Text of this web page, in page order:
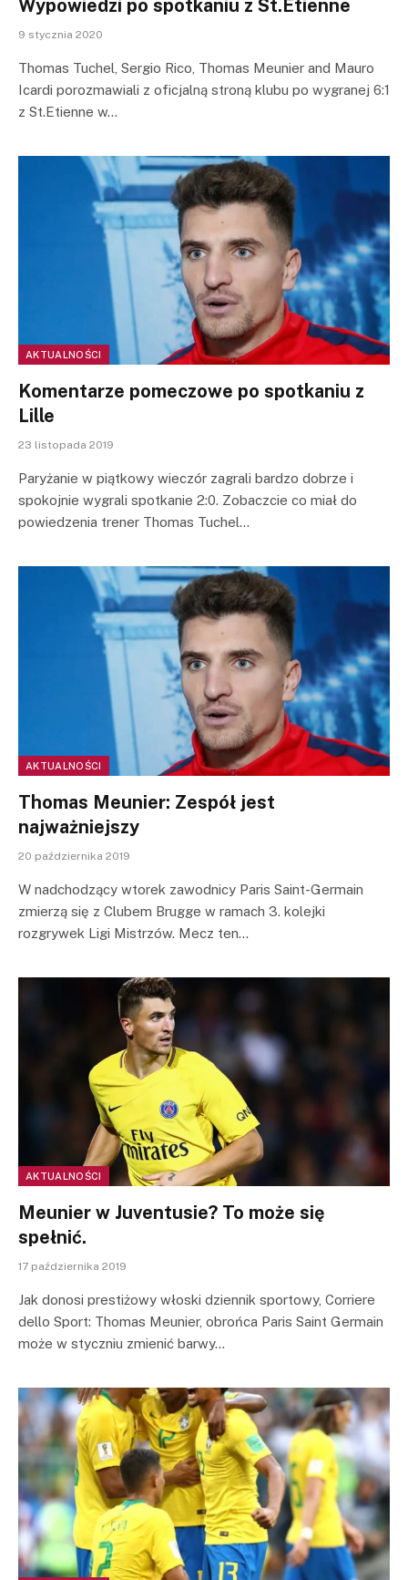
Wypowiedzi po spotkaniu z St.Etienne
9 stycznia 2020
Thomas Tuchel, Sergio Rico, Thomas Meunier and Mauro
Icardi porozmawiali z oficjalną stroną klubu po wygranej 6:1
z St.Etienne w…
AKTUALNOŚCI
Komentarze pomeczowe po spotkaniu z
Lille
23 listopada 2019
Paryżanie w piątkowy wieczór zagrali bardzo dobrze i
spokojnie wygrali spotkanie 2:0. Zobaczcie co miał do
powiedzenia trener Thomas Tuchel…
AKTUALNOŚCI
Thomas Meunier: Zespół jest
najważniejszy
20 października 2019
W nadchodzący wtorek zawodnicy Paris Saint-Germain
zmierzą się z Clubem Brugge w ramach 3. kolejki
rozgrywek Ligi Mistrzów. Mecz ten…
AKTUALNOŚCI
Meunier w Juventusie? To może się
spełnić.
17 października 2019
Jak donosi prestiżowy włoski dziennik sportowy, Corriere
dello Sport: Thomas Meunier, obrońca Paris Saint Germain
może w styczniu zmienić barwy…